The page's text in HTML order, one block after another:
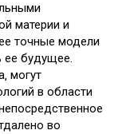
материи и
точные модели
ее будущее.
могут
в области
во